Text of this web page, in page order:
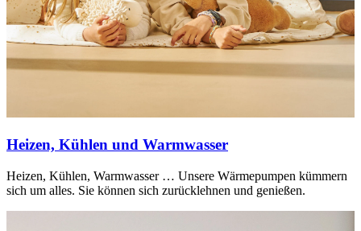
Heizen, Kühlen und Warmwasser
Heizen, Kühlen, Warmwasser … Unsere Wärmepumpen kümmern
sich um alles. Sie können sich zurücklehnen und genießen.